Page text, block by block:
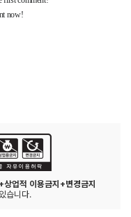
업적 이용금지+변경금지
습니다.